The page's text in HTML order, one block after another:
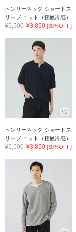
ヘンリーネック ショートス
リーブ ニット（接触冷感）
¥5,500 ¥3,850 [30%OFF]
ヘンリーネック ショートス
リーブ ニット（接触冷感）
¥5,500 ¥3,850 [30%OFF]